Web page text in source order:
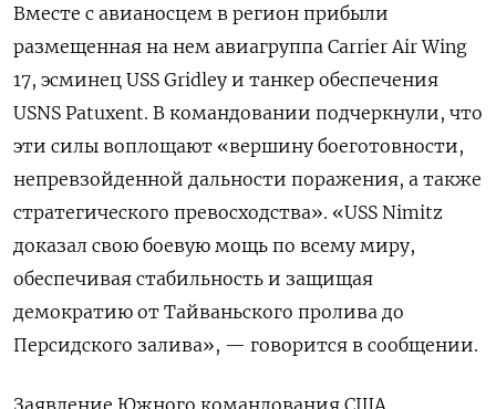
Вместе с авианосцем в регион прибыли
размещенная на нем авиагруппа Carrier Air Wing
17, эсминец USS Gridley и танкер обеспечения
USNS Patuxent. В командовании подчеркнули, что
эти силы воплощают «вершину боеготовности,
непревзойденной дальности поражения, а также
стратегического превосходства». «USS Nimitz
доказал свою боевую мощь по всему миру,
обеспечивая стабильность и защищая
демократию от Тайваньского пролива до
Персидского залива», — говорится в сообщении.
Заявление Южного командования США